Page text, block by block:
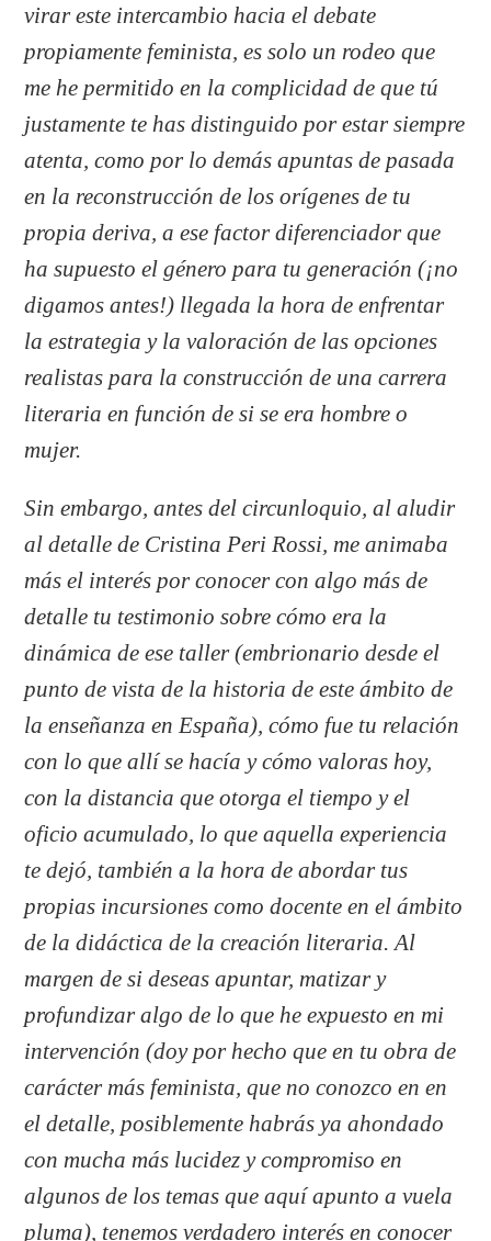
virar este intercambio hacia el debate
propiamente feminista, es solo un rodeo que
me he permitido en la complicidad de que tú
justamente te has distinguido por estar siempre
atenta, como por lo demás apuntas de pasada
en la reconstrucción de los orígenes de tu
propia deriva, a ese factor diferenciador que
ha supuesto el género para tu generación (¡no
digamos antes!) llegada la hora de enfrentar
la estrategia y la valoración de las opciones
realistas para la construcción de una carrera
literaria en función de si se era hombre o
mujer.
Sin embargo, antes del circunloquio, al aludir
al detalle de Cristina Peri Rossi, me animaba
más el interés por conocer con algo más de
detalle tu testimonio sobre cómo era la
dinámica de ese taller (embrionario desde el
punto de vista de la historia de este ámbito de
la enseñanza en España), cómo fue tu relación
con lo que allí se hacía y cómo valoras hoy,
con la distancia que otorga el tiempo y el
oficio acumulado, lo que aquella experiencia
te dejó, también a la hora de abordar tus
propias incursiones como docente en el ámbito
de la didáctica de la creación literaria. Al
margen de si deseas apuntar, matizar y
profundizar algo de lo que he expuesto en mi
intervención (doy por hecho que en tu obra de
carácter más feminista, que no conozco en en
el detalle, posiblemente habrás ya ahondado
con mucha más lucidez y compromiso en
algunos de los temas que aquí apunto a vuela
pluma), tenemos verdadero interés en conocer